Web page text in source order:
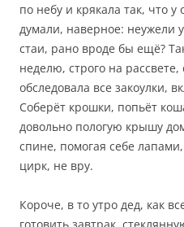
по небу и крякала так, что
думали, наверное: неужели
стаи, рано вроде бы ещё?
неделю, строго на рассвете,
обследовала все закоулки,
Соберёт крошки, попьёт
довольно пологую крышу
спине, помогая себе
цирк, не вру.
Короче, в то утро дед, как